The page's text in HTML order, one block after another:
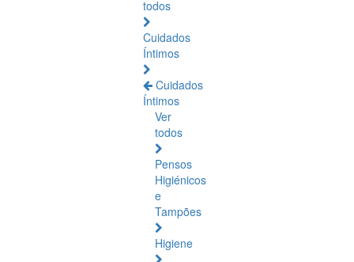
todos
Cuidados
Íntimos
Cuidados
Íntimos
Ver
todos
Pensos
Higiénicos
e
Tampões
Higiene